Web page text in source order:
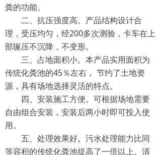
粪的功能。
二、抗压强度高。产品结构设计合
理，受压均匀，经200多次测验，卡车在上
部辗压不沉降，不变形。
三、占地面积小。本产品实用面积为
传统化粪池的45％左右， 节约了土地资
源，具有场地选择灵活的特点。
四、安装施工方便。可根据场地需要
自由组合安装，安装后两小时即可投入使
用。
五、处理效果好。污水处理能力比同
等容积的传统化粪池提高了一倍以上。清